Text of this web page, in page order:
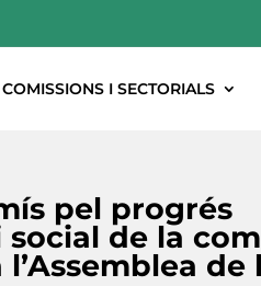
COMISSIONS I SECTORIALS
pel progrés
de la
de